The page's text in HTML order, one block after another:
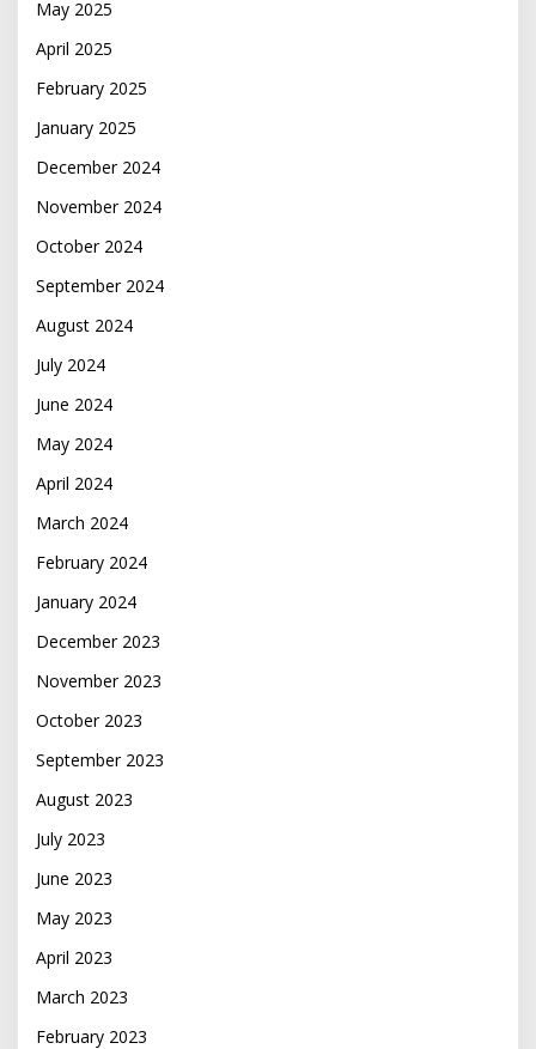
May 2025
April 2025
February 2025
January 2025
December 2024
November 2024
October 2024
September 2024
August 2024
July 2024
June 2024
May 2024
April 2024
March 2024
February 2024
January 2024
December 2023
November 2023
October 2023
September 2023
August 2023
July 2023
June 2023
May 2023
April 2023
March 2023
February 2023